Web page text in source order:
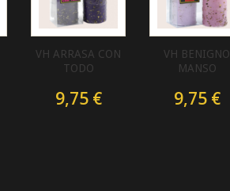
VH ARRASA CON
TODO
9,75 €
VH BENIGNO
MANSO
9,75 €